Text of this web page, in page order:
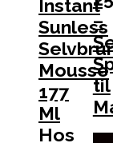
Instant
Sunless
Mousse
177
Ml
Hos
–
til